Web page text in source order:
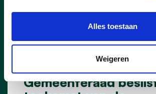
Alles toestaan
Weigeren
Gemeenteraad